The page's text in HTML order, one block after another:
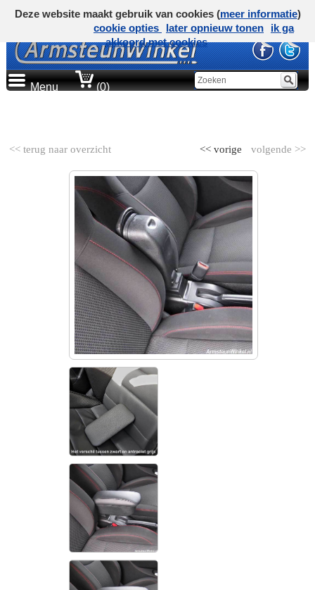
Menu (0)
<< terug naar overzicht volgende >>
<< vorige
Deze website maakt gebruik van cookies (meer informatie)
cookie opties
later opnieuw tonen
ik ga
akkoord met cookies